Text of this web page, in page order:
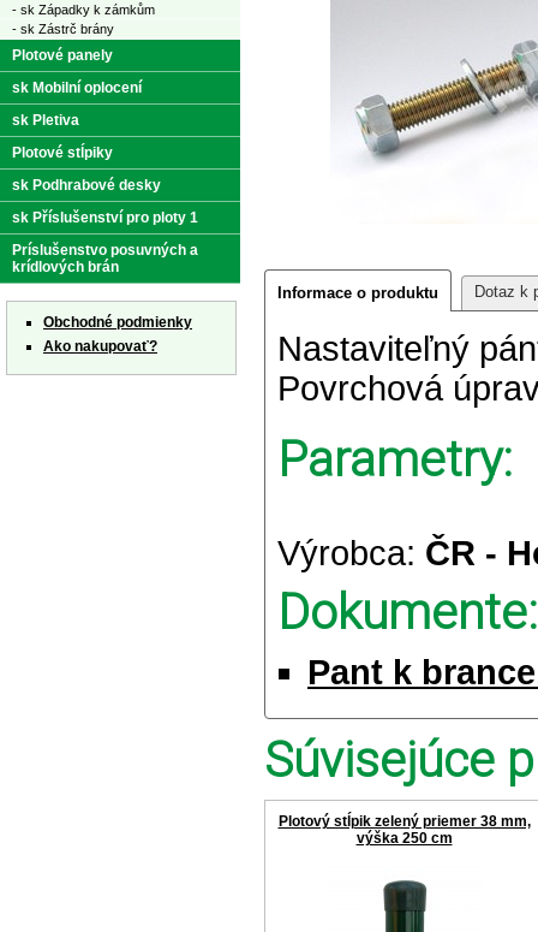
Informace o produktu Dotaz k
Nastaviteľný
Povrchová
Parametry:
Výrobca: ČR -
Dokumente:
Pant k
Súvisejúce
Plotový stĺpik zelený priemer 38 mm,
výška 250 cm
- sk Západky k zámkům
- sk Zástrč brány
Plotové panely
sk Mobilní oplocení
sk Pletiva
Plotové stĺpiky
sk Podhrabové desky
sk Příslušenství pro ploty 1
Príslušenstvo posuvných a
krídlových brán
Obchodné podmienky
Ako nakupovať?